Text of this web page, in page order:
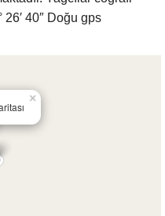
26′ 40″ Doğu gps
×